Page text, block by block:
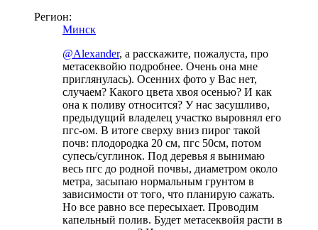
Регион:
Минск
@Alexander, а расскажите, пожалуста, про
метасеквойю подробнее. Очень она мне
приглянулась). Осенних фото у Вас нет,
случаем? Какого цвета хвоя осенью? И как
она к поливу относится? У нас засушливо,
предыдущий владелец участко выровнял его
пгс-ом. В итоге сверху вниз пирог такой
почв: плодородка 20 см, пгс 50см, потом
супесь/суглинок. Под деревья я вынимаю
весь пгс до родной почвы, диаметром около
метра, засыпаю нормальным грунтом в
зависимости от того, что планирую сажать.
Но все равно все пересыхает. Проводим
капельный полив. Будет метасеквойя расти в